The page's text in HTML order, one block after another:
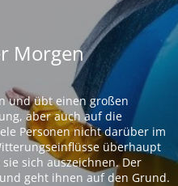
Morgen
und übt einen großen
aber auch auf die
Personen nicht darüber im
überhaupt
sich auszeichnen. Der
geht ihnen auf den Grund.